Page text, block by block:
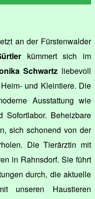
an der Fürstenwalder
kümmert sich im
Schwartz liebevoll
und Kleintiere. Die
Ausstattung wie
Sofortlabor. Beheizbare
sich schonend von der
Die Tierärztin mit
in Rahnsdorf. Sie führt
durch, die aktuelle
unseren Haustieren